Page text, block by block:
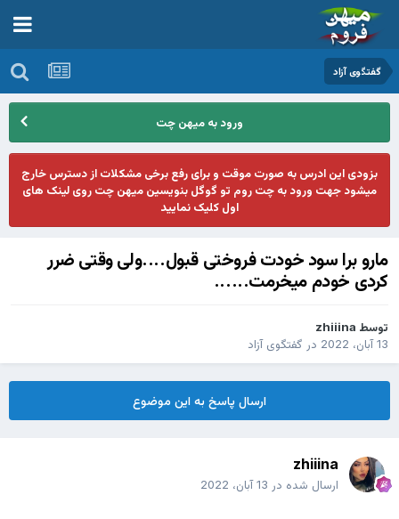
گفتگوی آزاد
ورود به میهن چت
بزودی این ادرس به صورت موقت و برای رفع برخی مشکلات از دسترس خارج
میشود جهت ورود به چت روم تو گوگل بنویسین میهن چت روی لینک های
اول کلیک نمایید
مارو برا سود خودت فروختی قبول....ولی وقتی ضرر
کردی خودم میخرمت......
توسط zhiiina
13 آبان، 2022
در گفتگوی آزاد
ارسال پاسخ به این موضوع
zhiiina
ارسال شده در 13 آبان، 2022